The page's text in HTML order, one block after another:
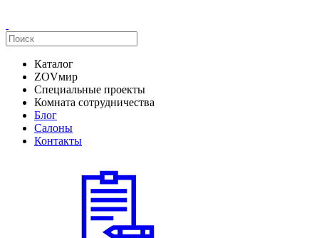
Каталог
ZOVмир
Специальные проекты
Комната сотрудничества
Блог
Салоны
Контакты